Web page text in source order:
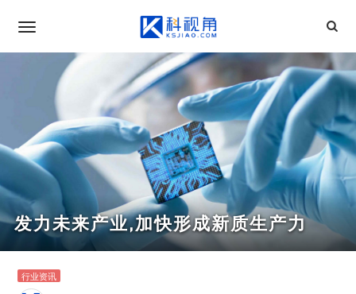
发力未来产业,加快形成新质生产力
行业资讯